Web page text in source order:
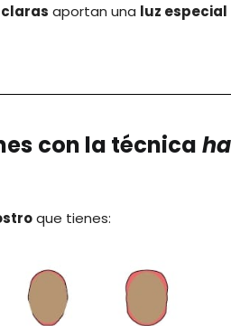
aportan una luz especial
con la técnica
que tienes: